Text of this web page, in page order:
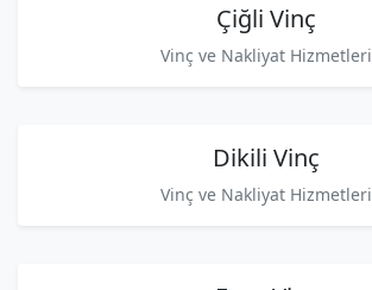
Çiğli Vinç
Vinç ve Nakliyat Hizmetleri
Dikili Vinç
Vinç ve Nakliyat Hizmetleri